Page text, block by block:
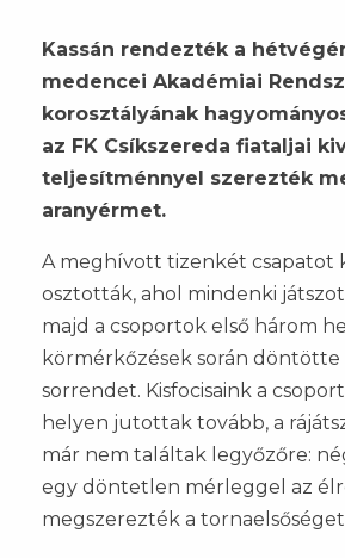
Kassán rendezték a
medencei Akadémiai
korosztályának
az FK Csíkszereda fiataljai
teljesítménnyel szerezték
aranyérmet.
A meghívott tizenkét csapatot
osztották, ahol mindenki
majd a csoportok első három
körmérkőzések során döntötte
sorrendet. Kisfocisaink a
helyen jutottak tovább, a
már nem találtak legyőzőre:
egy döntetlen mérleggel az
megszerezték a